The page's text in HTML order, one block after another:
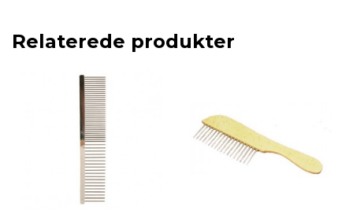
Relaterede produkter